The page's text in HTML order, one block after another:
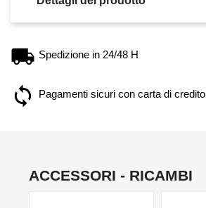
Spedizione in 24/48 H
Pagamenti sicuri con carta di credito
ACCESSORI - RICAMBI